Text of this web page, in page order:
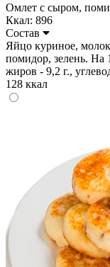
Омлет с сыром,
Ккал: 896
Состав
Яйцо куриное,
помидор, зелень. На
жиров - 9,2 г.,
128 ккал